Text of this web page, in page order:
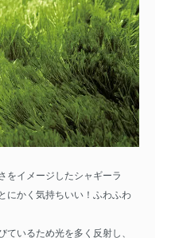
をイメージしたシャギーラ
にかく気持ちいい！ふわふわ
いるため光を多く反射し、